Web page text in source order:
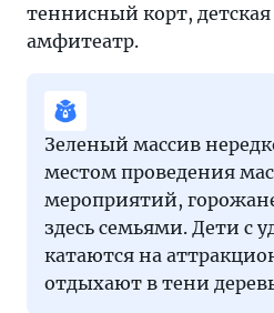
теннисный корт,
амфитеатр.
Зеленый массив
местом проведения
мероприятий,
здесь семьями. Дети с
катаются на
отдыхают в тени